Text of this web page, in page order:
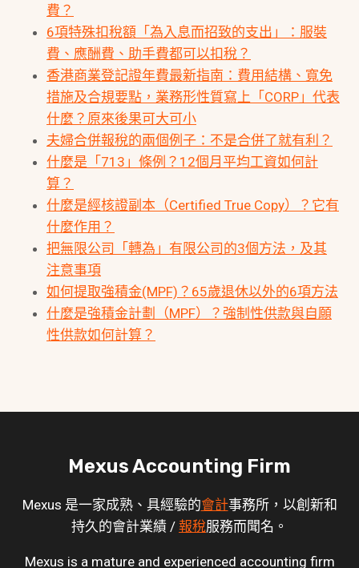
費？
6項特殊扣稅額「為入息而招致的支出」：服裝
費、應酬費、助手費都可以扣稅？
香港商業登記證年費最新指南：費用結構、寬免
措施及合規要點，業務形性質寫上「CORP」代表
什麼？原來後果可大可小
夫婦合併報稅的兩個例子：不是合併了就有利？
什麼是「713」條例？12個月平均工資如何計
算？
什麼是經核證副本（Certified True Copy）？它有
什麼作用？
把無限公司「轉為」有限公司的3個方法，及其
注意事項
如何提取強積金(MPF)？65歲退休以外的6項方法
什麼是強積金計劃（MPF）？強制性供款與自願
性供款如何計算？
Mexus Accounting Firm
Mexus 是一家成熟、具經驗的會計事務所，以創新和
持久的會計業績 / 報稅服務而聞名。
Mexus is a mature and experienced accounting firm